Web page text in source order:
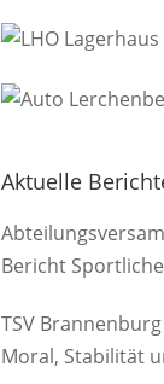
Aktuelle
Bericht
TSV
Moral, Stabilität